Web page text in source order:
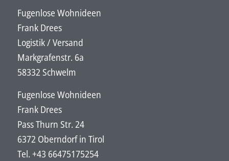
Fugenlose Wohnideen
Frank Drees
Logistik / Versand
Markgrafenstr. 6a
58332 Schwelm
Fugenlose Wohnideen
Frank Drees
Pass Thurn Str. 24
6372 Oberndorf in Tirol
Tel. +43 66475175254